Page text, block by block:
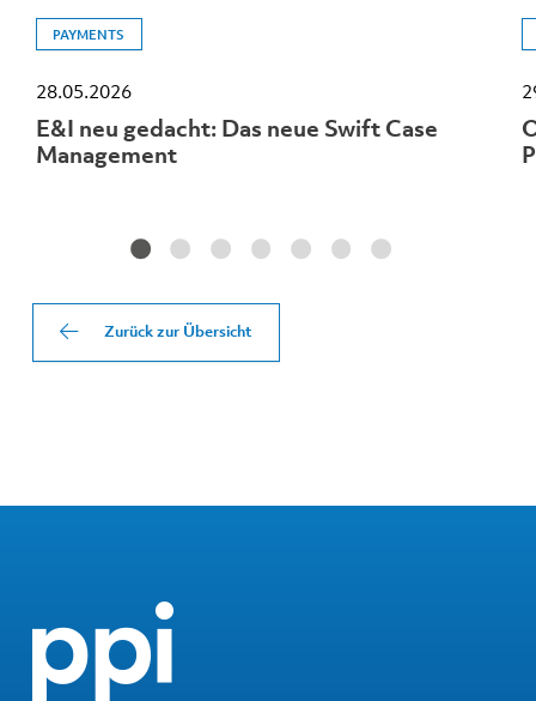
PAYMENTS
28.05.2026
E&I neu gedacht: Das neue Swift Case
Management
Zurück zur Übersicht